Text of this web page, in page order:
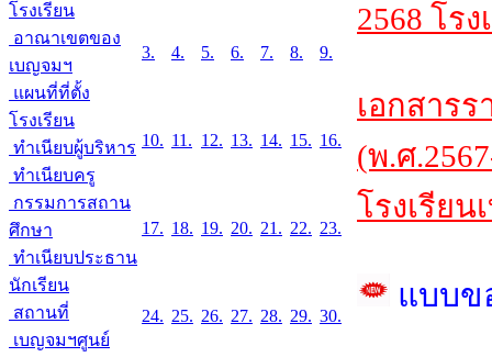
โรงเรียน
อาณาเขตของ
เบญจมฯ
แผนที่ที่ตั้ง
โรงเรียน
ทำเนียบผู้บริหาร
ทำเนียบครู
กรรมการสถาน
ศึกษา
ทำเนียบประธาน
นักเรียน
สถานที่
เบญจมฯศูนย์
3. 4. 5. 6. 7. 8. 9.
10. 11. 12. 13. 14. 15. 16.
17. 18. 19. 20. 21. 22. 23.
24. 25. 26. 27. 28. 29. 30.
2568 โร
เอกสาร
(พ.ศ
โรงเรีย
แบบข